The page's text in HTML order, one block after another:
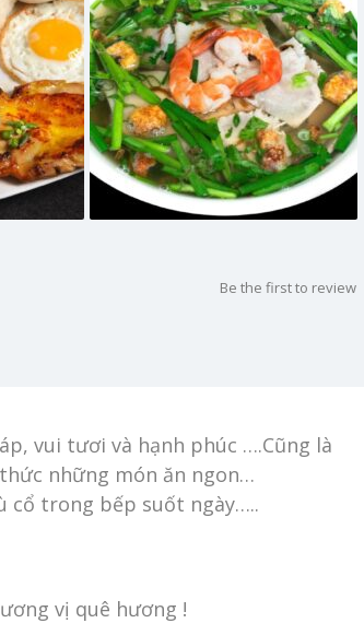
Be the first to review
vui tươi và hạnh phúc ….Cũng là
những món ăn ngon…
cổ trong bếp suốt ngày…..
vị quê hương !